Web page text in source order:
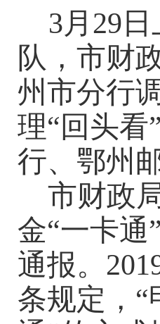
3月29
队，市财
州市分行
理“回头看
行、鄂州
市财政
金“一卡通
通报。
条规定，